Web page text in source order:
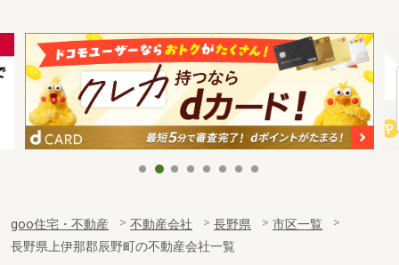
goo住宅・不動産 不動産会社 長野県
市区一覧
長野県上伊那郡辰野町の不動産会社一覧